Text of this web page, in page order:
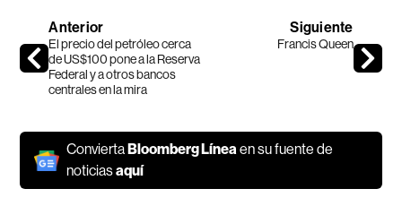
Anterior
El precio del petróleo cerca
de US$100 pone a la Reserva
Federal y a otros bancos
centrales en la mira
Siguiente
Francis Queen
ConviertaBloomberg Líneaen su fuente de
noticiasaquí